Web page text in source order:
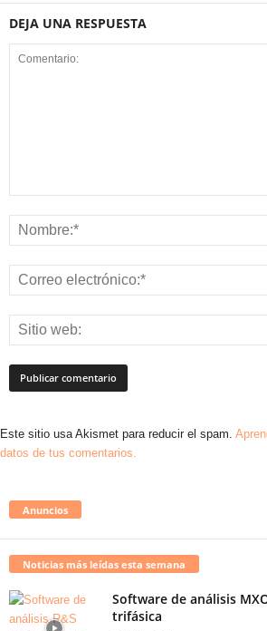
DEJA UNA RESPUESTA
Este sitio usa Akismet para reducir el spam.
datos de tus comentarios.
Anuncios
Noticias más leídas esta semana
Software de análisis
trifásica